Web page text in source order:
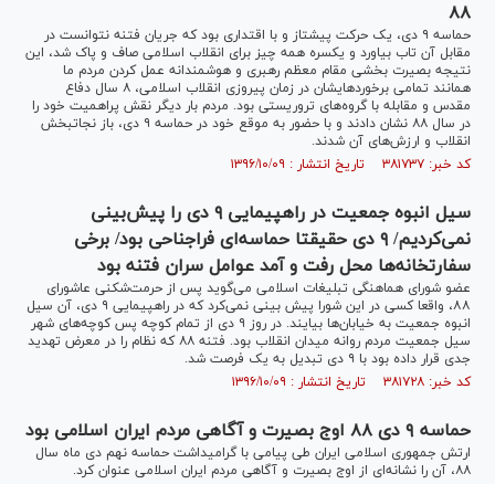
۸۸
حماسه ۹ دی، یک حرکت پیشتاز و با اقتداری بود که جریان فتنه نتوانست در
مقابل آن تاب بیاورد و یکسره همه چیز برای انقلاب اسلامی صاف و پاک شد، این
نتیجه بصیرت بخشی مقام معظم رهبری و هوشمندانه عمل کردن مردم ما
همانند تمامی برخوردهایشان در زمان پیروزی انقلاب اسلامی، ۸ سال دفاع
مقدس و مقابله با گروه‌های تروریستی بود. مردم بار دیگر نقش پراهمیت خود را
در سال ۸۸ نشان دادند و با حضور به موقع خود در حماسه ۹ دی، باز نجاتبخش
انقلاب و ارزش‌های آن شدند.
کد خبر: ۳۸۱۷۳۷ تاریخ انتشار : ۱۳۹۶/۱۰/۰۹
سیل انبوه جمعیت در راهپیمایی ٩ دی را پیش‌بینی
نمی‌کردیم/ ٩ دی حقیقتا حماسه‌ای فراجناحی بود/ برخی
سفارتخانه‌ها محل رفت و آمد عوامل سران فتنه بود
عضو شورای هماهنگی تبلیغات اسلامی می‌گوید پس از حرمت‌شکنی عاشورای
٨٨، واقعا کسی در این شورا پیش بینی نمی‌کرد که در راهپیمایی ٩ دی، آن سیل
انبوه جمعیت به خیابان‌ها بیایند. در روز ۹ دی از تمام کوچه پس کوچه‌های شهر
سیل جمعیت مردم روانه میدان انقلاب بود. فتنه ۸۸ که نظام را در معرض تهدید
جدی قرار داده بود با ۹ دی تبدیل به یک فرصت شد.
کد خبر: ۳۸۱۷۲۸ تاریخ انتشار : ۱۳۹۶/۱۰/۰۹
حماسه ۹ دی ۸۸ اوج بصیرت و آگاهی مردم ایران اسلامی بود
ارتش جمهوری اسلامی ایران طی پیامی با گرامیداشت حماسه نهم دی ماه سال
۸۸، آن را نشانه‌ای از اوج بصیرت و آگاهی مردم ایران اسلامی عنوان کرد.